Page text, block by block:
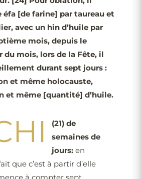
éfa [de farine] par taureau et
avec un hin d’huile par
mois, depuis le
du mois, lors de la Fête, il
durant sept jours :
et même holocauste,
et même [quantité] d’huile.
(21)de
semaines de
jours:en
que c’est à partir d’elle